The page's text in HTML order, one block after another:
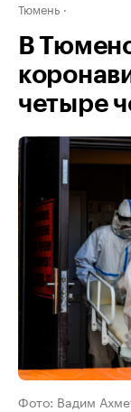
Тюмень
В
четыре
Фото: Вадим